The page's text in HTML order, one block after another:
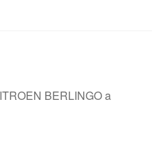
BERLINGO a